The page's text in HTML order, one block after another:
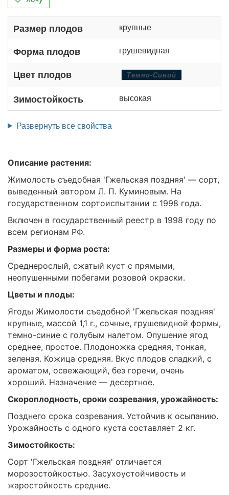
Размер плодов крупные
Форма плодов грушевидная
Цвет плодов Темно-Синий
Зимостойкость высокая
Развернуть все свойства
Описание растения:
Жимолость съедобная 'Гжельская поздняя' — сорт,
выведенный автором Л. П. Куминовым. На
государственном сортоиспытании с 1998 года.
Включен в государственный реестр в 1998 году по
всем регионам РФ.
Размеры и форма роста:
Среднерослый, сжатый куст с прямыми,
неопушенными побегами розовой окраски.
Цветы и плоды:
Ягоды Жимолости съедобной 'Гжельская поздняя'
крупные, массой 1,1 г., сочные, грушевидной формы,
темно-синие с голубым налетом. Опушение ягод
среднее, простое. Плодоножка средняя, тонкая,
зеленая. Кожица средняя. Вкус плодов сладкий, с
ароматом, освежающий, без горечи, очень
хороший. Назначение — десертное.
Скороплодность, сроки созревания, урожайность:
Позднего срока созревания. Устойчив к осыпанию.
Урожайность с одного куста составляет 2 кг.
Зимостойкость:
Сорт 'Гжельская поздняя' отличается
морозостойкостью. Засухоустойчивость и
жаростойкость средние.